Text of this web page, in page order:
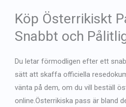
Köp Österrikiskt
Snabbt och
Du letar förmodligen efter ett
sätt att skaffa officiella
vänta på dem, om du vill beställ
online .Österrikiska pass är bland